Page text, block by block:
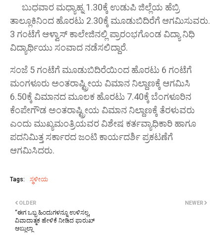
ಬುಧವಾರ ಮಧ್ಯಾಹ್ನ 1.30ಕ್ಕೆ ಉಡುಪಿ ಜಿಲ್ಲೆಯ ಹೆಬ್ರಿ
ತಾಲ್ಲೂಕಿನಿಂದ ಹೊರಟು 2.30ಕ್ಕೆ ಮೂಡುಬಿದಿರೆಗೆ ಆಗಮಿಸುವರು.
3 ಗಂಟೆಗೆ ಆಳ್ವಾಸ್ ಕಾಲೇಜಿನಲ್ಲಿ ಪ್ರಾರಂಭಗೊಂಡ ವಿದ್ಯಾ ನಿಧಿ
ವಿದ್ಯಾರ್ಥಿಯು ಸಂವಾದ ನಡೆಸಲಿದ್ದಾರೆ.
ಸಂಜೆ 5 ಗಂಟೆಗೆ ಮೂಡುಬಿದಿರೆಯಿಂದ ಹೊರಟು 6 ಗಂಟೆಗೆ
ಮಂಗಳೂರು ಅಂತರಾಷ್ಟ್ರೀಯ ವಿಮಾನ ನಿಲ್ದಾಣಕ್ಕೆ ಆಗಮಿಸಿ
6.50ಕ್ಕೆ ವಿಮಾನದ ಮೂಲಕ ಹೊರಟು 7.40ಕ್ಕೆ ಬೆಂಗಳೂರಿನ
ಕೆಂಪೇಗೌಡ ಅಂತರಾಷ್ಟ್ರೀಯ ವಿಮಾನ ನಿಲ್ದಾಣಕ್ಕೆ ತೆರಳುವರು
ಎಂದು ಮುಖ್ಯಮಂತ್ರಿಯವರ ವಿಶೇಷ ಕರ್ತವ್ಯಾಧಿಕಾರಿ ಹಾಗೂ
ಪದನಿಮಿತ್ತ ಸರ್ಕಾರದ ಜಂಟಿ ಕಾರ್ಯದರ್ಶಿ ಪ್ರಕಟಣೆಗೆ
ಆಗಮಿಸಿದರು.
Tags: ಸ್ಥಳೀಯ
NEWER
OLDER
“ಈಗ ಒಬ್ಬ ಹಿಂದುಗಳನ್ನೂ ಉಳಿಸಲ್ಲ,
ವಿವಾದಾತ್ಮಕ ಹೇಳಿಕೆ ನೀಡಿದ ಫಾರುಖ್
ಅಬ್ದುಲ್ಲಾ